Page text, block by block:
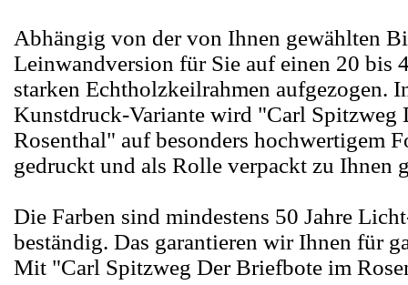
Abhängig von der von Ihnen gewählten
Leinwandversion für Sie auf einen 20 bis
starken Echtholzkeilrahmen aufgezogen.
Kunstdruck-Variante wird "Carl Spitzweg
Rosenthal" auf besonders hochwertigem
gedruckt und als Rolle verpackt zu Ihnen
Die Farben sind mindestens 50 Jahre
beständig. Das garantieren wir Ihnen für
Mit "Carl Spitzweg Der Briefbote im